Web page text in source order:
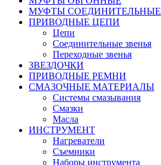
МУФТЫ СОЕДИНИТЕЛЬНЫЕ
ПРИВОДНЫЕ ЦЕПИ
Цепи
Соединительные звенья
Переходные звенья
ЗВЕЗДОЧКИ
ПРИВОДНЫЕ РЕМНИ
СМАЗОЧНЫЕ МАТЕРИАЛЫ
Системы смазывания
Смазки
Масла
ИНСТРУМЕНТ
Нагреватели
Съемники
Наборы инструмента